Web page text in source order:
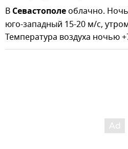
В Севастополе облачно.
юго-западный 15-20 м/с,
Температура воздуха ночью